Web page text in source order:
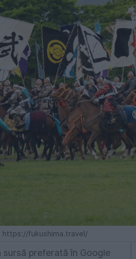
https://fukushima.travel/
sursă preferată în Google